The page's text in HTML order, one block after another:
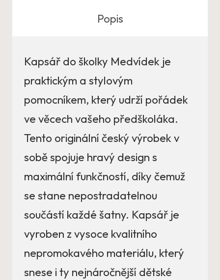
Popis
Kapsář do školky Medvídek je
praktickým a stylovým
pomocníkem, který udrží pořádek
ve věcech vašeho předškoláka.
Tento originální český výrobek v
sobě spojuje hravý design s
maximální funkčností, díky čemuž
se stane nepostradatelnou
součástí každé šatny. Kapsář je
vyroben z vysoce kvalitního
nepromokavého materiálu, který
snese i ty nejnáročnější dětské